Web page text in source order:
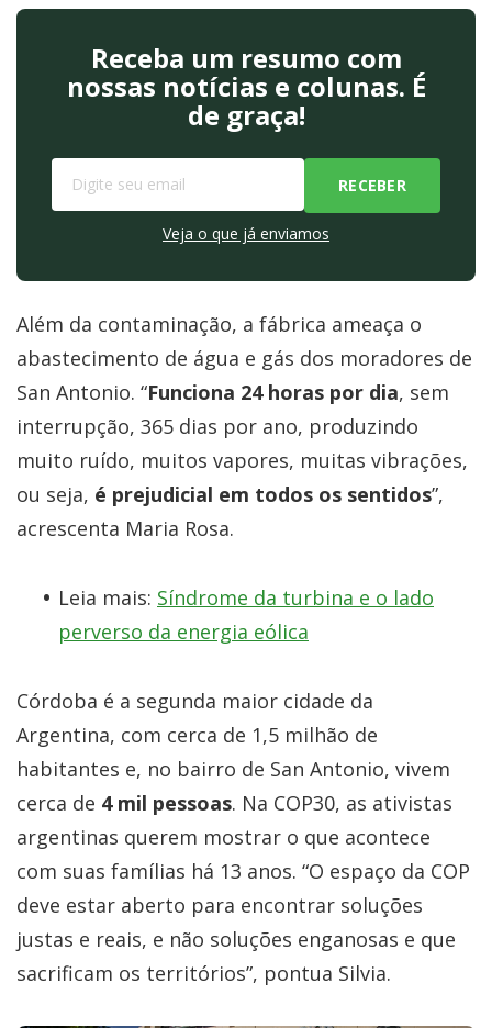
Receba um resumo com
nossas notícias e colunas. É
de graça!
Veja o que já enviamos
Além da contaminação, a fábrica ameaça o
abastecimento de água e gás dos moradores de
San Antonio. “Funciona 24 horas por dia, sem
interrupção, 365 dias por ano, produzindo
muito ruído, muitos vapores, muitas vibrações,
ou seja, é prejudicial em todos os sentidos”,
acrescenta Maria Rosa.
Leia mais: Síndrome da turbina e o lado
perverso da energia eólica
Córdoba é a segunda maior cidade da
Argentina, com cerca de 1,5 milhão de
habitantes e, no bairro de San Antonio, vivem
cerca de 4 mil pessoas. Na COP30, as ativistas
argentinas querem mostrar o que acontece
com suas famílias há 13 anos. “O espaço da COP
deve estar aberto para encontrar soluções
justas e reais, e não soluções enganosas e que
sacrificam os territórios”, pontua Silvia.